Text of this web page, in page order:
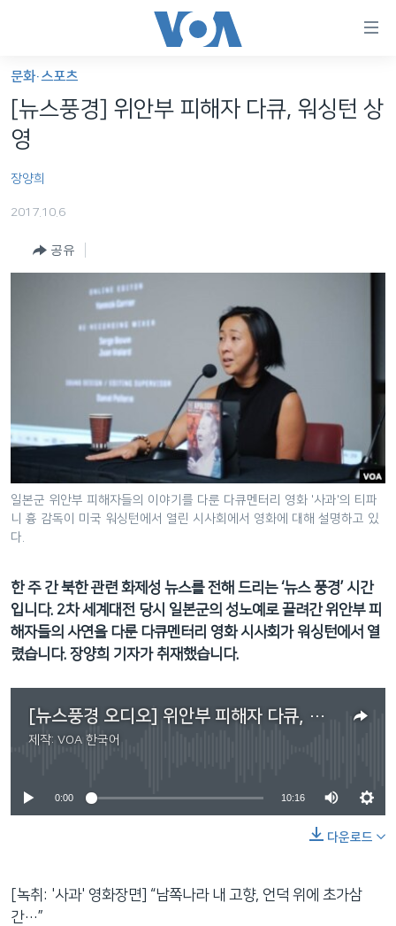
가
능
링
인
비
션
로
동
검
색
으
세계
라디오
프로그램
주파수 안내
언어 선택
문화·스포츠
[뉴스풍경] 위안부 피해자 다큐, 워싱턴 상
영
장양희
2017.10.6
공유
일본군 위안부 피해자들의 이야기를 다룬 다큐멘터리 영화 '사과'의 티파
니 흉 감독이 미국 워싱턴에서 열린 시사회에서 영화에 대해 설명하고 있
다.
한 주 간 북한 관련 화제성 뉴스를 전해 드리는 ‘뉴스 풍경’ 시간
입니다. 2차 세계대전 당시 일본군의 성노예로 끌려간 위안부 피
해자들의 사연을 다룬 다큐멘터리 영화 시사회가 워싱턴에서 열
렸습니다. 장양희 기자가 취재했습니다.
[뉴스풍경 오디오] 위안부 피해자 다큐, 워싱턴 상영
제작: VOA 한국어
No media source currently available
0:00 10:16
다운로드
[녹취: '사과' 영화장면] “남쪽나라 내 고향, 언덕 위에 초가삼
간…”